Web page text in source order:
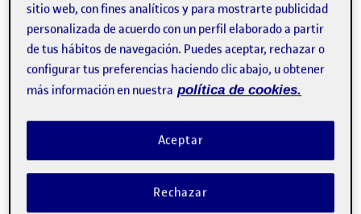
Semestre 20211 - Aula 5 4. ¡Vamos al interior de la publicación!
4. ¡Vamos al interior de la
publicación!
Perspectiva – interior
¡Hola! En el interior de nuestra revista hemos tenido en cuenta
absolutamente todo. La redacción del artículo se ha desarrollado
sitio web, con fines analíticos y para mostrarte publicidad
personalizada de acuerdo con un perfil elaborado a partir
de tus hábitos de navegación. Puedes aceptar, rechazar o
configurar tus preferencias haciendo clic abajo, u obtener
más información en nuestra política de cookies.
Rechazar
Aceptar